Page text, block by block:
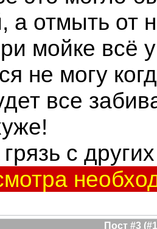
а отмыть от
мойке всё
не могу
все
с
Пост #3